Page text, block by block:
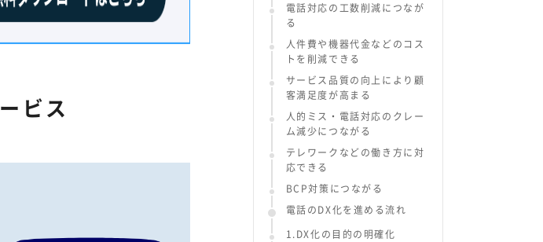
ビス
電話対応の工数削減につなが
る
人件費や機器代金などのコス
トを削減できる
サービス品質の向上により顧
客満足度が高まる
人的ミス・電話対応のクレー
ム減少につながる
テレワークなどの働き方に対
応できる
BCP対策につながる
電話のDX化を進める流れ
1.DX化の目的の明確化